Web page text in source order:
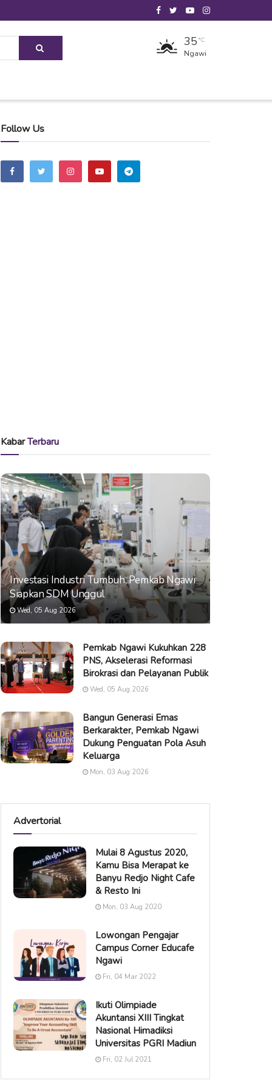
35 °C
Ngawi
Follow Us
KabarTerbaru
Investasi Industri Tumbuh, Pemkab Ngawi
Siapkan SDM Unggul
Wed, 05 Aug 2026
Pemkab Ngawi Kukuhkan 228
PNS, Akselerasi Reformasi
Birokrasi dan Pelayanan Publik
Wed, 05 Aug 2026
Bangun Generasi Emas
Berkarakter, Pemkab Ngawi
Dukung Penguatan Pola Asuh
Keluarga
Mon, 03 Aug 2026
Advertorial
Mulai 8 Agustus 2020,
Kamu Bisa Merapat ke
Banyu Redjo Night Cafe
& Resto Ini
Mon, 03 Aug 2020
Lowongan Pengajar
Campus Corner Educafe
Ngawi
Fri, 04 Mar 2022
Ikuti Olimpiade
Akuntansi XIII Tingkat
Nasional Himadiksi
Universitas PGRI Madiun
Fri, 02 Jul 2021